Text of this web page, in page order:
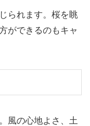
られます。桜を眺
ができるのもキャ
風の心地よさ、土